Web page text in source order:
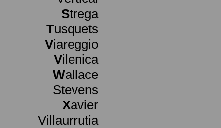
Strega
Tusquets
Viareggio
Vilenica
Wallace
Stevens
Xavier
Villaurrutia